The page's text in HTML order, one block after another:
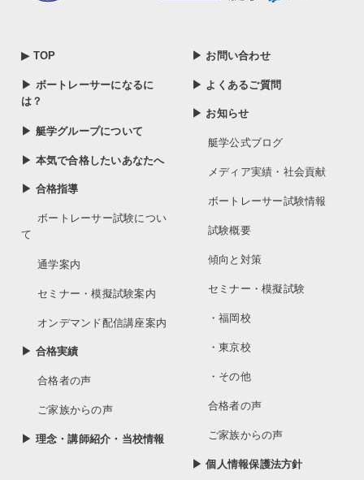
▶ TOP
▶ ボートレーサーになるに
は？
▶ 艇学グループについて
▶ 本気で合格したいあなたへ
▶ 合格指導
ボートレーサー試験につい
て
通学案内
セミナー・模擬試験案内
オンデマンド配信講座案内
▶ 合格実績
合格者の声
ご家族からの声
▶ 理念・講師紹介・当校情報
▶ お問い合わせ
▶ よくあるご質問
▶ お知らせ
艇学公式ブログ
メディア実績・社会貢献
ボートレーサー試験情報
試験概要
傾向と対策
セミナー・模擬試験
・福岡校
・東京校
・その他
合格者の声
ご家族からの声
▶ 個人情報保護法方針